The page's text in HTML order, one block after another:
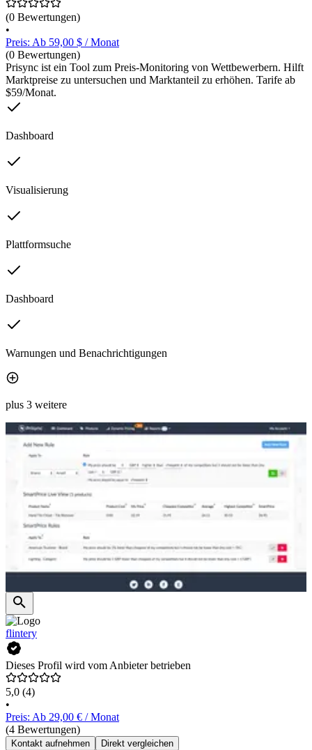
(0 Bewertungen)
•
Preis: Ab 59,00 $ / Monat
(0 Bewertungen)
Prisync ist ein Tool zum Preis-Monitoring von Wettbewerbern. Hilft
Marktpreise zu untersuchen und Marktanteil zu erhöhen. Tarife ab
$59/Monat.
Dashboard
Visualisierung
Plattformsuche
Dashboard
Warnungen und Benachrichtigungen
plus 3 weitere
flintery
Dieses Profil wird vom Anbieter betrieben
5,0 (4)
•
Preis: Ab 29,00 € / Monat
(4 Bewertungen)
Kontakt aufnehmen Direkt vergleichen